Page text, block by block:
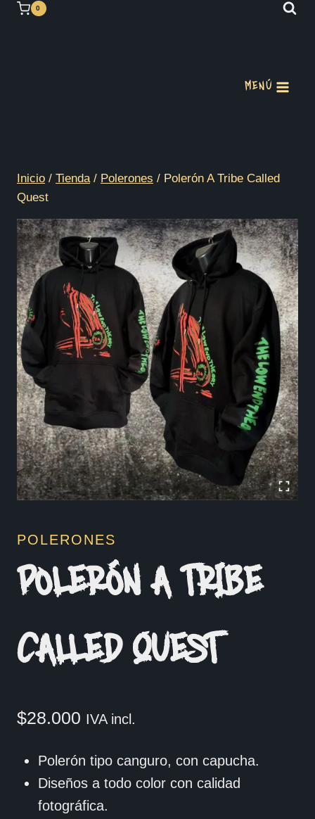
Saltar 0
MENÚ
Inicio / Tienda / Polerones / Polerón A Tribe Called
Quest
POLERONES
POLERÓN A TRIBE
CALLED QUEST
$28.000 IVA incl.
Polerón tipo canguro, con capucha.
Diseños a todo color con calidad
fotográfica.